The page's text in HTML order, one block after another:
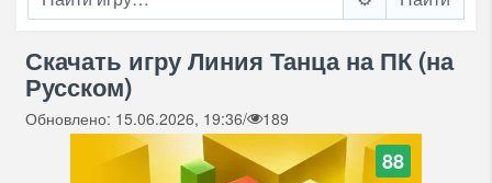
Скачать игру Линия Танца на ПК (на
Русском)
Обновлено: 15.06.2026, 19:36/ 189
88